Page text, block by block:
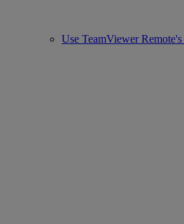
Use TeamViewer Remote's